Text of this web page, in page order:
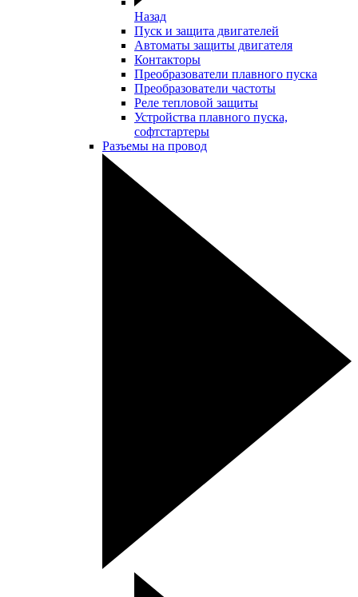
Назад
Пуск и защита двигателей
Автоматы защиты двигателя
Контакторы
Преобразователи плавного пуска
Преобразователи частоты
Реле тепловой защиты
Устройства плавного пуска,
софтстартеры
Разъемы на провод